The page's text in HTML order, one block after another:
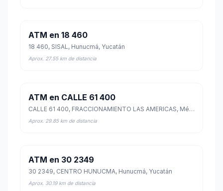
ATM en 18 460
18 460, SISAL, Hunucmá, Yucatán
Aprox. 27.55 km de distancia
ATM en CALLE 61 400
CALLE 61 400, FRACCIONAMIENTO LAS AMERICAS, Mérida, Yucatán
Aprox. 29.85 km de distancia
ATM en 30 2349
30 2349, CENTRO HUNUCMA, Hunucmá, Yucatán
Aprox. 30.19 km de distancia